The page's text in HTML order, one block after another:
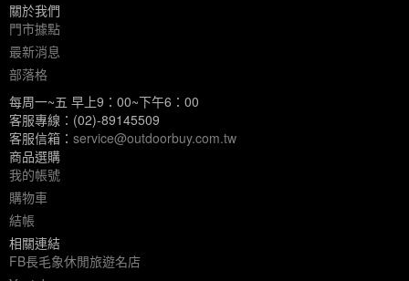
關於我們
門市據點
最新消息
部落格
每周一~五 早上9：00~下午6：00
客服專線：(02)-89145509
客服信箱： service@outdoorbuy.com.tw
商品選購
我的帳號
購物車
結帳
相關連結
FB長毛象休閒旅遊名店